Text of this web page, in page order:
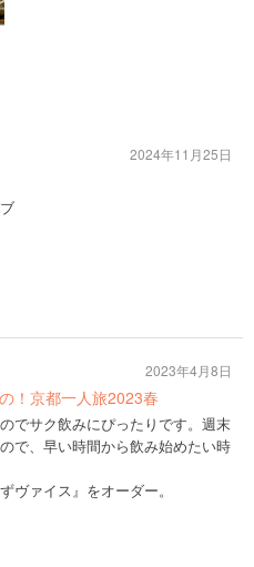
2024年11月25日
！京都一人旅2023春
でサク飲みにぴったりです。週末
で、早い時間から飲み始めたい時
ヴァイス』をオーダー。
2023年4月8日